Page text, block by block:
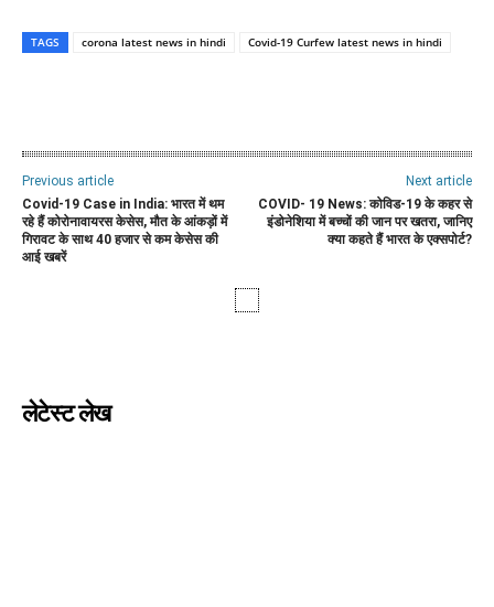
TAGS corona latest news in hindi Covid-19 Curfew latest news in hindi
Previous article
Covid-19 Case in India: भारत में थम
रहे हैं कोरोनावायरस केसेस, मौत के आंकड़ों में
गिरावट के साथ 40 हजार से कम केसेस की
आई खबरें
Next article
COVID- 19 News: कोविड-19 के कहर से
इंडोनेशिया में बच्चों की जान पर खतरा, जानिए
क्या कहते हैं भारत के एक्सपोर्ट?
लेटेस्ट लेख